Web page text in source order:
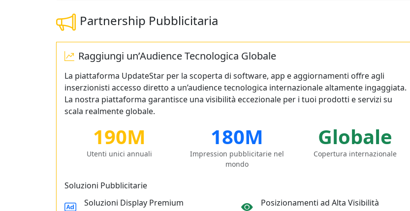
Partnership Pubblicitaria
Raggiungi un’Audience Tecnologica Globale
La piattaforma UpdateStar per la scoperta di software, app e aggiornamenti offre agli
inserzionisti accesso diretto a un’audience tecnologica internazionale altamente ingaggiata.
La nostra piattaforma garantisce una visibilità eccezionale per i tuoi prodotti e servizi su
scala realmente globale.
190M
Utenti unici annuali
180M
Impression pubblicitarie nel
mondo
Globale
Copertura internazionale
Soluzioni Pubblicitarie
Soluzioni Display Premium
Posizionamenti ad Alta Visibilità